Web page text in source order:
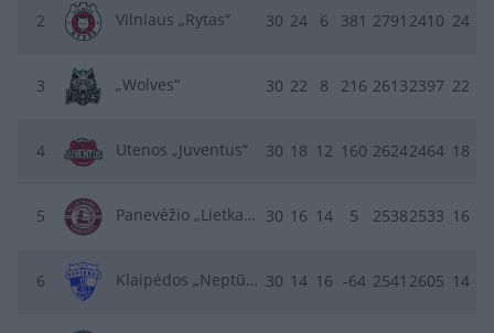
2 Vilniaus „Rytas“ 30 24 6 381 2791 2410 24
3 „Wolves“ 30 22 8 216 26132397 22
4 Utenos „Juventus“ 30 18 12 160 26242464 18
5 Panevėžio „Lietkabelis“ 30 16 14 5 25382533 16
6 Klaipėdos „Neptūnas“ 30 14 16 -64 2541 2605 14